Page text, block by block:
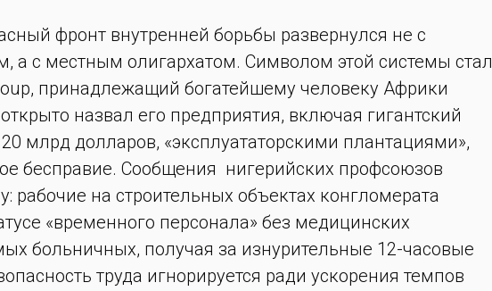
фронт внутренней борьбы развернулся не с
а с местным олигархатом. Символом этой системы стал
принадлежащий богатейшему человеку Африки
назвал его предприятия, включая гигантский
млрд долларов, «эксплуататорскими плантациями»,
бесправие. Сообщения нигерийских профсоюзов
рабочие на строительных объектах конгломерата
«временного персонала» без медицинских
больничных, получая за изнурительные 12-часовые
труда игнорируется ради ускорения темпов